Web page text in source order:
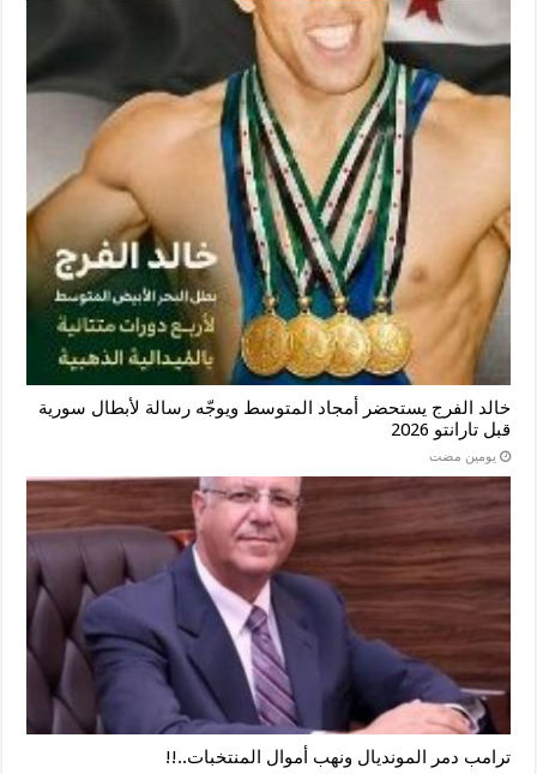
خالد الفرج يستحضر أمجاد المتوسط ويوجّه رسالة لأبطال سورية
قبل تارانتو 2026
‏يومين مضت
ترامب دمر المونديال ونهب أموال المنتخبات..!!